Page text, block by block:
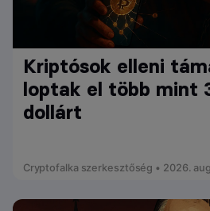
Kriptósok elleni
loptak el több mint
dollárt
Cryptofalka szerkesztőség • 2026.